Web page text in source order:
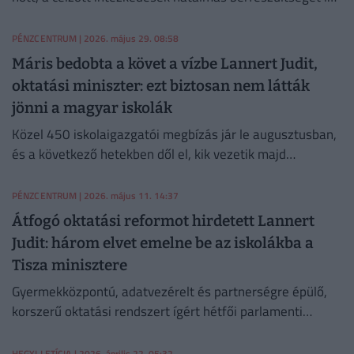
PÉNZCENTRUM | 2026. május 29. 08:58
Máris bedobta a követ a vízbe Lannert Judit,
oktatási miniszter: ezt biztosan nem látták
jönni a magyar iskolák
Közel 450 iskolaigazgatói megbízás jár le augusztusban,
és a következő hetekben dől el, kik vezetik majd
PÉNZCENTRUM | 2026. május 11. 14:37
Átfogó oktatási reformot hirdetett Lannert
Judit: három elvet emelne be az iskolákba a
Tisza minisztere
Gyermekközpontú, adatvezérelt és partnerségre épülő,
korszerű oktatási rendszert ígért hétfői parlamenti